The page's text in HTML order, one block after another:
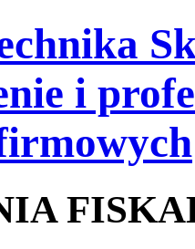
i